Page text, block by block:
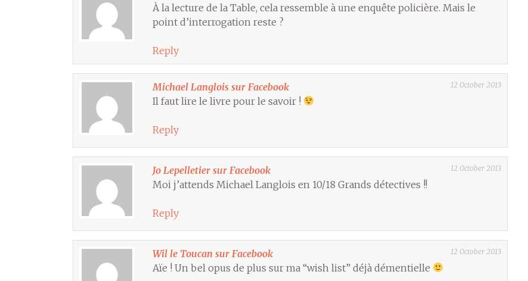
À la lecture de la Table, cela ressemble à une enquête policière. Mais le
point d’interrogation reste ?
Reply
Michael Langlois sur Facebook 12 October 2013
Il faut lire le livre pour le savoir !
Reply
Jo Lepelletier sur Facebook 12 October 2013
Moi j’attends Michael Langlois en 10/18 Grands détectives !!
Reply
Wil le Toucan sur Facebook 12 October 2013
Aïe ! Un bel opus de plus sur ma “wish list” déjà démentielle